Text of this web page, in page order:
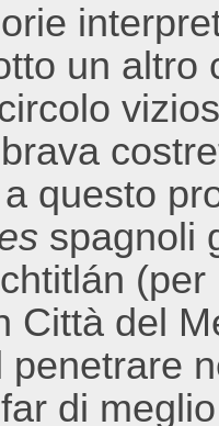
un altro
questo
spagnoli
Città del
penetrare
di